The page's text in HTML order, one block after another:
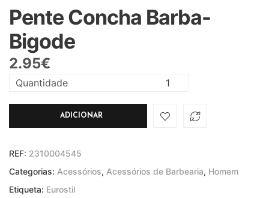
Pente Concha Barba-
Bigode
2.95€
Quantidade
ADICIONAR
REF: 2310004545
Categorias: Acessórios, Acessórios de Barbearia, Homem
Etiqueta: Eurostil